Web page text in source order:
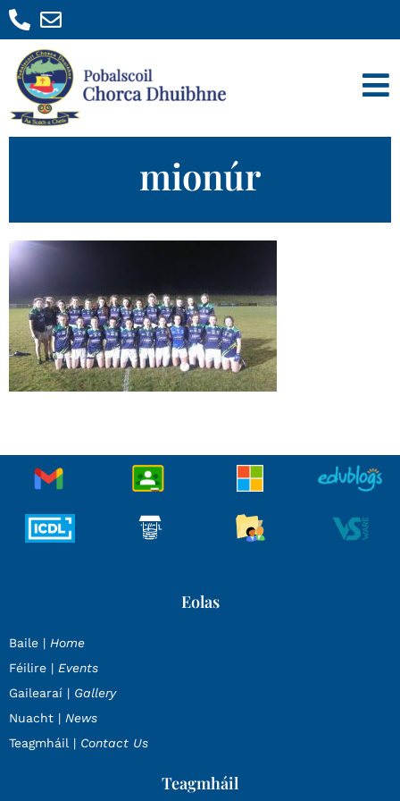
mionúr
Eolas
Baile | Home
Féilire | Events
Gailearaí | Gallery
Nuacht | News
Teagmháil | Contact Us
Teagmháil